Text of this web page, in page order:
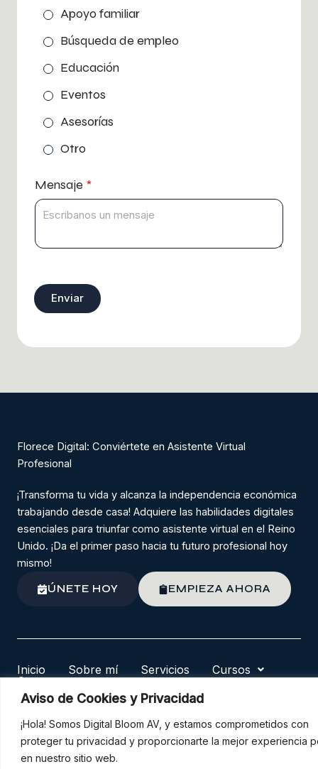
Aviso de Cookies y Privacidad
¡Hola! Somos Digital Bloom AV, y estamos comprometidos con
proteger tu privacidad y proporcionarte la mejor experiencia
en nuestro sitio web.
N
m
Apoyo familiar
Búsqueda de empleo
Educación
Eventos
Asesorías
Otro
Mensaje *
Enviar
Florece Digital: Conviértete en Asistente Virtual
Profesional
¡Transforma tu vida y alcanza la independencia económica
trabajando desde casa! Adquiere las habilidades digitales
esenciales para triunfar como asistente virtual en el Reino
Unido. ¡Da el primer paso hacia tu futuro profesional hoy
mismo!
ÚNETE HOY EMPIEZA AHORA
Inicio Sobre mí Servicios
Cursos
Contacto
F
a
c
e
b
o
I
n
s
t
a
g
W
h
a
t
s
a
Copyright © 2026 Digital Bloom AV